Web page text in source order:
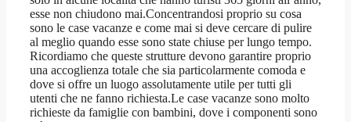
esse non chiudono mai.Concentrandosi proprio su cosa
sono le case vacanze e come mai si deve cercare di pulire
al meglio quando esse sono state chiuse per lungo tempo.
Ricordiamo che queste strutture devono garantire proprio
una accoglienza totale che sia particolarmente comoda e
dove si offre un luogo assolutamente utile per tutti gli
utenti che ne fanno richiesta.Le case vacanze sono molto
richieste da famiglie con bambini, dove i componenti sono